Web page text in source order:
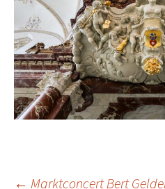
← Marktconcert Bert